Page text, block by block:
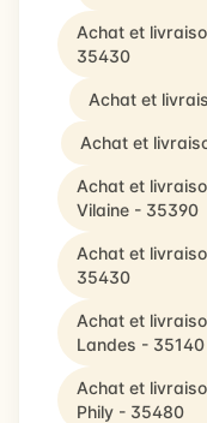
Achat et
35430
Achat et
Achat et
Achat et
Vilaine - 35390
Achat et
35430
Achat et
Landes - 35140
Achat et
Phily - 35480